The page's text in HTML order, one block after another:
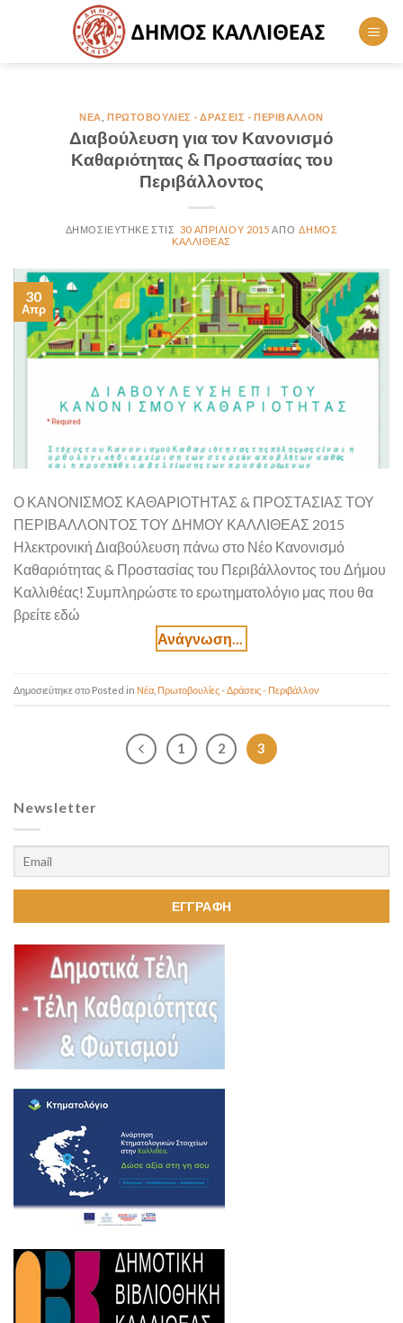
ΝΈΑ ,ΠΡΩΤΟΒΟΥΛΊΕΣ - ΔΡΆΣΕΙΣ - ΠΕΡΙΒΆΛΛΟΝ
Διαβούλευση για τον Κανονισμό
Καθαριότητας & Προστασίας του
Περιβάλλοντος
30 ΑΠΡΙΛΊΟΥ 2015
ΔΉΜΟΣ
ΚΑΛΛΙΘΈΑΣ
30
Απρ
Ο ΚΑΝΟΝΙΣΜΟΣ ΚΑΘΑΡΙΟΤΗΤΑΣ & ΠΡΟΣΤΑΣΙΑΣ ΤΟΥ
ΠΕΡΙΒΑΛΛΟΝΤΟΣ ΤΟΥ ΔΗΜΟΥ ΚΑΛΛΙΘΕΑΣ 2015
Ηλεκτρονική Διαβούλευση πάνω στο Νέο Κανονισμό
Καθαριότητας & Προστασίας του Περιβάλλοντος του Δήμου
Καλλιθέας! Συμπληρώστε το ερωτηματολόγιο μας που θα
βρείτε εδώ
Posted in Νέα Πρωτοβουλίες - Δράσεις - Περιβάλλον
1 2 3
Newsletter